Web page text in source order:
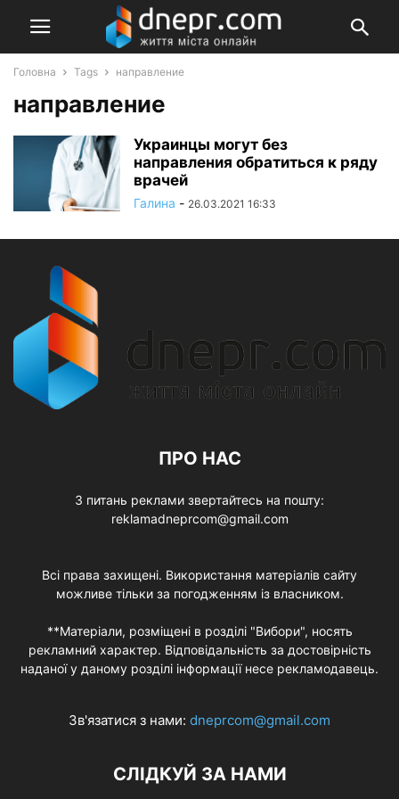
Головна Tags направление
направление
Украинцы могут без
направления обратиться к ряду
врачей
Галина - 26.03.2021 16:33
ПРО НАС
З питань реклами звертайтесь на пошту:
reklamadneprcom@gmail.com
Всі права захищені. Використання матеріалів сайту
можливе тільки за погодженням із власником.
**Матеріали, розміщені в розділі "Вибори", носять
рекламний характер. Відповідальність за достовірність
наданої у даному розділі інформації несе рекламодавець.
Зв'язатися з нами: dneprcom@gmail.com
СЛІДКУЙ ЗА НАМИ